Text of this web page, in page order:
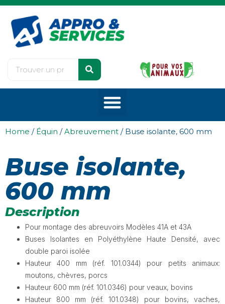
Home / Équin /Abreuvement / Buse isolante, 600 mm
Buse isolante,
600 mm
Description
Pour montage des abreuvoirs Modèles 41A et 43A
Buses Isolantes en Polyéthylène Haute Densité, avec
double paroi isolée
Hauteur 400 mm (réf. 101.0344) pour petits animaux:
moutons, chèvres, porcs
Hauteur 600 mm (réf. 101.0346) pour veaux, bovins
Hauteur 800 mm (réf. 101.0348) pour bovins, vaches,